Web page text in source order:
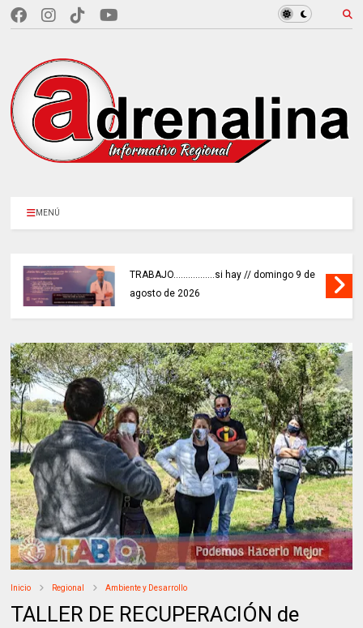
MENÚ
TRABAJO.................si hay // domingo 9 de
agosto de 2026
Inicio Regional Ambiente y Desarrollo
TALLER DE RECUPERACIÓN de